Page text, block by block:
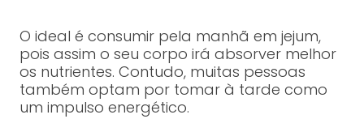
O ideal é consumir pela manhã em jejum,
pois assim o seu corpo irá absorver melhor
os nutrientes. Contudo, muitas pessoas
também optam por tomar à tarde como
um impulso energético.